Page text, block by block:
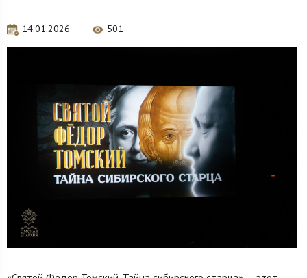
14.01.2026 501